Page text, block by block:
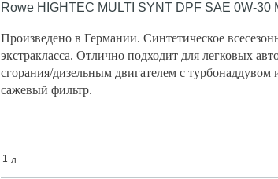
RoweHIGHTEC MULTI SYNT DPF SAE 0W-30
Произведено в Германии. Синтетическое
экстракласса. Отлично подходит для легковых
сгорания/дизельным двигателем с турбонаддувом
сажевый фильтр.
1 л